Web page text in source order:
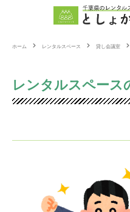
ホーム レンタルスペース 貸し会議室
レンタルスペース